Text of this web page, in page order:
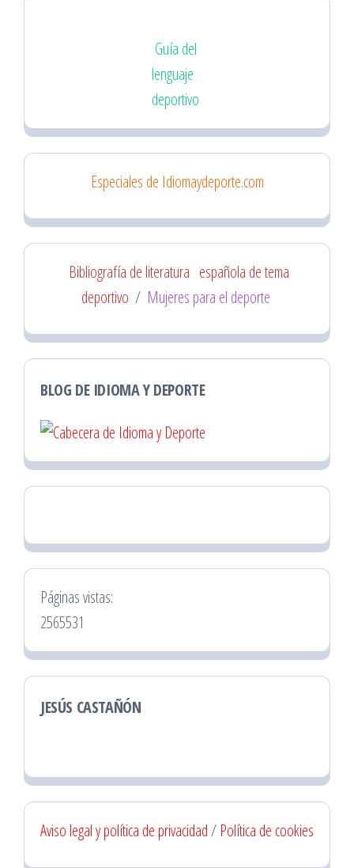
Guía del
lenguaje
deportivo
Especiales de Idiomaydeporte.com
Bibliografía de literatura española de tema
deportivo / Mujeres para el deporte
BLOG DE IDIOMA Y DEPORTE
Páginas vistas:
2565531
JESÚS CASTAÑÓN
Aviso legal y política de privacidad/ Política de cookies